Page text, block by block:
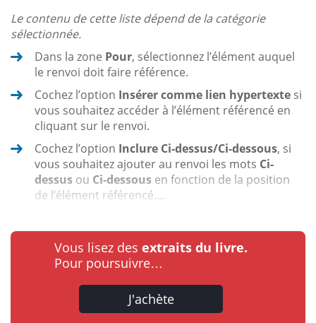
Le contenu de cette liste dépend de la catégorie
sélectionnée.
Dans la zone Pour, sélectionnez l’élément auquel
le renvoi doit faire référence.
Cochez l’option Insérer comme lien hypertexte si
vous souhaitez accéder à l’élément référencé en
cliquant sur le renvoi.
Cochez l’option Inclure Ci-dessus/Ci-dessous, si
vous souhaitez ajouter au renvoi les mots Ci-
dessus ou Ci-dessous en fonction de la position
de l’élément référencé....
Vous lisez des extraits du livre.
Pour poursuivre…
J'achète